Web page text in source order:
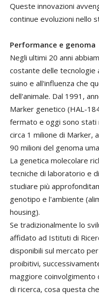
Queste innovazioni
continue evoluzioni nello
Performance e genoma
Negli ultimi 20 anni
costante delle tecnologie
suino e all'influenza che
dell'animale. Dal 1991,
Marker genetico (HAL-
fermato e oggi sono stati
circa 1 milione di Marker,
90 milioni del genoma
La genetica molecolare
tecniche di laboratorio e
studiare più
genotipo e l'ambiente
housing).
Se tradizionalmente lo
affidato ad Istituti di
disponibili sul mercato
proibitivi,
maggiore
di ricerca, cosa questa